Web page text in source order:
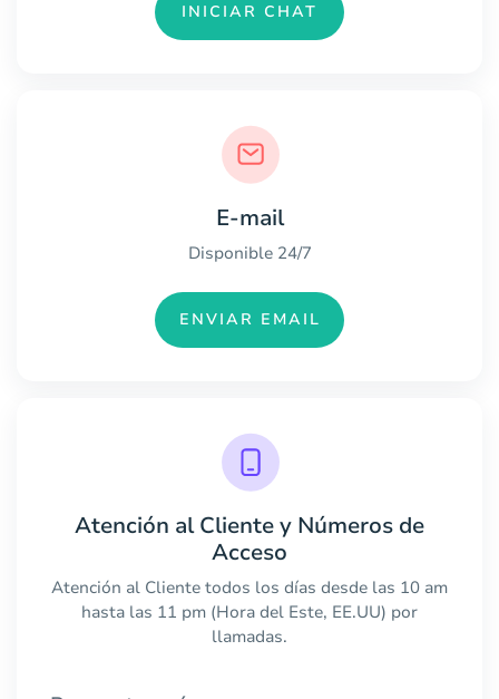
INICIAR CHAT
E-mail
Disponible 24/7
ENVIAR EMAIL
Atención al Cliente y Números de
Acceso
Atención al Cliente todos los días desde las 10 am
hasta las 11 pm (Hora del Este, EE.UU) por
llamadas.